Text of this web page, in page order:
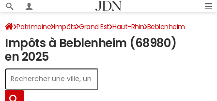
Patrimoine Impôts Grand Est Haut-Rhin Beblenheim
Impôt sur le revenu
Impôts à Beblenheim (68980)
en 2025